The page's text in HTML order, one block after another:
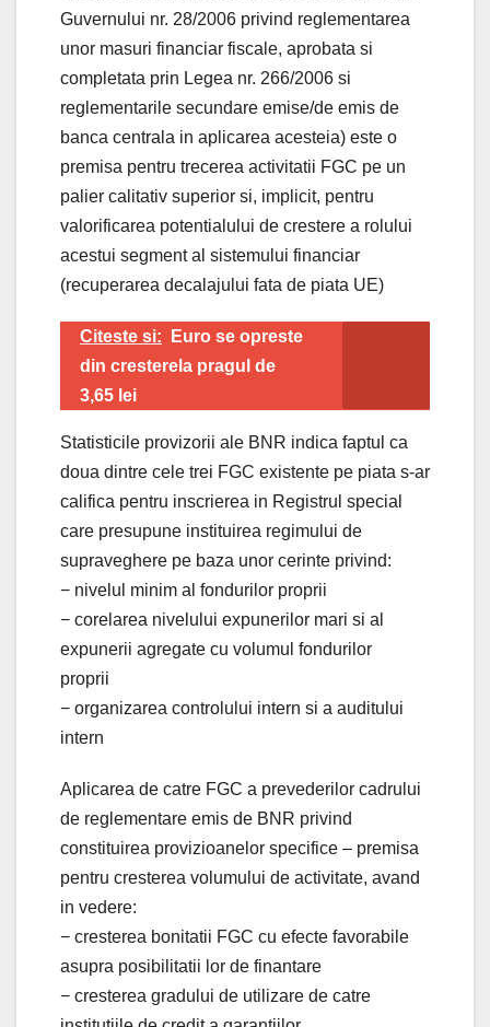
Guvernului nr. 28/2006 privind reglementarea
unor masuri financiar fiscale, aprobata si
completata prin Legea nr. 266/2006 si
reglementarile secundare emise/de emis de
banca centrala in aplicarea acesteia) este o
premisa pentru trecerea activitatii FGC pe un
palier calitativ superior si, implicit, pentru
valorificarea potentialului de crestere a rolului
acestui segment al sistemului financiar
(recuperarea decalajului fata de piata UE)
Citeste si:
Euro se opreste
din cresterela pragul de
3,65 lei
Statisticile provizorii ale BNR indica faptul ca
doua dintre cele trei FGC existente pe piata s-ar
califica pentru inscrierea in Registrul special
care presupune instituirea regimului de
supraveghere pe baza unor cerinte privind:
− nivelul minim al fondurilor proprii
− corelarea nivelului expunerilor mari si al
expunerii agregate cu volumul fondurilor
proprii
− organizarea controlului intern si a auditului
intern
Aplicarea de catre FGC a prevederilor cadrului
de reglementare emis de BNR privind
constituirea provizioanelor specifice – premisa
pentru cresterea volumului de activitate, avand
in vedere:
− cresterea bonitatii FGC cu efecte favorabile
asupra posibilitatii lor de finantare
− cresterea gradului de utilizare de catre